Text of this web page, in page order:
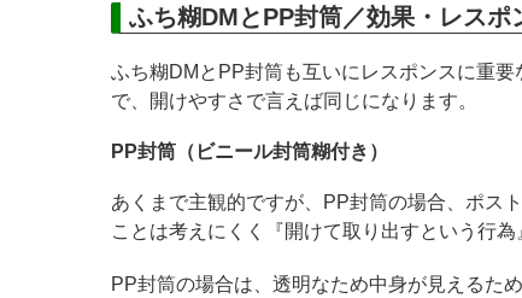
ふち糊DMとPP封筒／効果・レスポ
ふち糊DMとPP封筒も互いにレスポンスに重
で、開けやすさで言えば同じになります。
PP封筒（ビニール封筒糊付き）
あくまで主観的ですが、PP封筒の場合、ポス
ことは考えにくく『開けて取り出すという行
PP封筒の場合は、透明なため中身が見えるた